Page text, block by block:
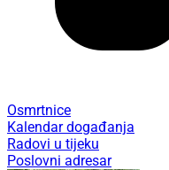
Osmrtnice
Kalendar događanja
Radovi u tijeku
Poslovni adresar